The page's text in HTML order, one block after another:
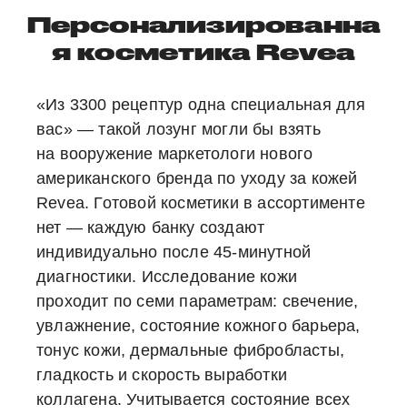
Персонализированна
я косметика Revea
«Из 3300 рецептур одна специальная для
вас» — такой лозунг могли бы взять
на вооружение маркетологи нового
американского бренда по уходу за кожей
Revea. Готовой косметики в ассортименте
нет — каждую банку создают
индивидуально после 45-минутной
диагностики. Исследование кожи
проходит по семи параметрам: свечение,
увлажнение, состояние кожного барьера,
тонус кожи, дермальные фибробласты,
гладкость и скорость выработки
коллагена. Учитывается состояние всех